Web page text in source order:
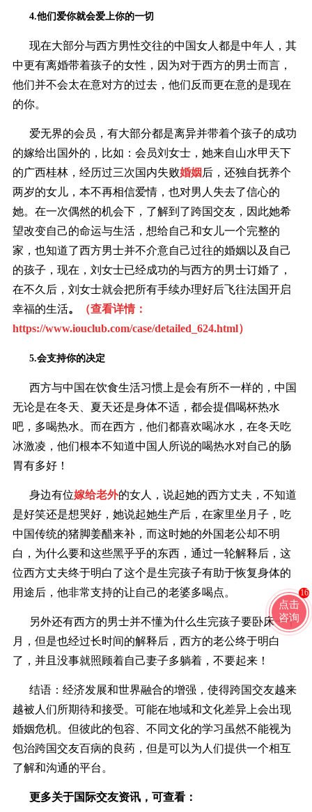
4.他们爱你就会爱上你的一切
现在大部分与西方男性交往的中国女人都是中年人，其
中更有离婚带着孩子的女性，因为对于西方的男士而言，
他们并不会太在意对方的过去，他们反而更在意的是现在
的你。
爱无界的会员，有大部分都是离异并带着个孩子的成功
的嫁给出国外的，比如：会员刘女士，她来自山水甲天下
的广西桂林，经历过三次国内失败婚姻 后，还独自抚养个
两岁的女儿，本不再相信爱情，也对男人失去了信心的
她。在一次偶然的机会下，了解到了跨国交友，因此她希
望改变自己的命运与生活，想给自己和女儿一个完整的
家，也知道了西方男士并不介意自己过往的婚姻以及自己
的孩子，现在，刘女士已经成功的与西方的男士订婚了，
在不久后，刘女士就会把所有手续办理好后飞往法国开启
幸福的生活。
（查看详情：
https://www.iouclub.com/case/detailed_624.html）
5.会支持你的决定
西方与中国在饮食生活习惯上是会有所不一样的，中国
无论是在冬天、夏天还是身体不适，都会提倡喝杯热水
吧，多喝热水。而在西方，他们都喜欢喝冰水，在冬天吃
冰激凌，他们根本不知道中国人所说的喝热水对自己的肠
胃有多好！
身边有位嫁给老外的女人，说起她的西方丈夫，不知道
是好笑还是想哭好，她说起她生产后，在家里坐月子，吃
中国传统的猪脚姜醋来补，而这时她的外国老公却不明
白，为什么要和这些黑乎乎的东西，通过一轮解释后，这
位西方丈夫终于明白了这个是生完孩子有助于恢复身体的
用途后，他非常支持的让自己的老婆多喝点。
另外还有西方的男士并不懂为什么生完孩子要卧床一个
月，但是也经过长时间的解释后，西方的老公终于明白
了，并且没事就照顾着自己妻子多躺着，不要起来！
结语：经济发展和世界融合的增强，使得跨国交友越来
越被人们所期待和接受。可能在地域和文化差异上会出现
婚姻危机。但彼此的包容、不同文化的学习虽然不能视为
包治跨国交友百病的良药，但是可以为人们提供一个相互
了解和沟通的平台。
更多关于国际交友资讯，可查看：
点击
咨询
16